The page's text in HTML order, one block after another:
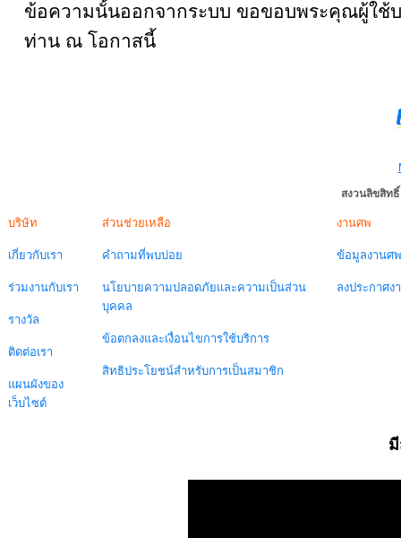
ข้อความนั้นออกจากระบบ ขอขอบพระคุณผู้ใช้
ท่าน ณ โอกาสนี้
สงวนลิขสิท
บริษัท
เกี่ยวกับเรา
ร่วมงานกับเรา
รางวัล
ติดต่อเรา
แผนผังของ
เว็บไซต์
ส่วนช่วยเหลือ
คำถามที่พบบ่อย
นโยบายความปลอดภัยและความเป็นส่วน
บุคคล
ข้อตกลงและเงื่อนไขการใช้บริการ
สิทธิประโยชน์สำหรับการเป็นสมาชิก
งานศพ
ข้อมูลงานศพ
ลงประกาศง